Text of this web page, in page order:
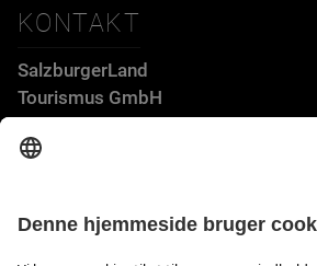
KONTAKT
SalzburgerLand
Tourismus GmbH
Wiener Bundesstraße 23
info@salzburgerland.com